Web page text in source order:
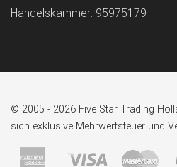
Handelskammer: 95975179
© 2005 - 2026 Five Star Trading
sich exklusive Mehrwertsteuer und